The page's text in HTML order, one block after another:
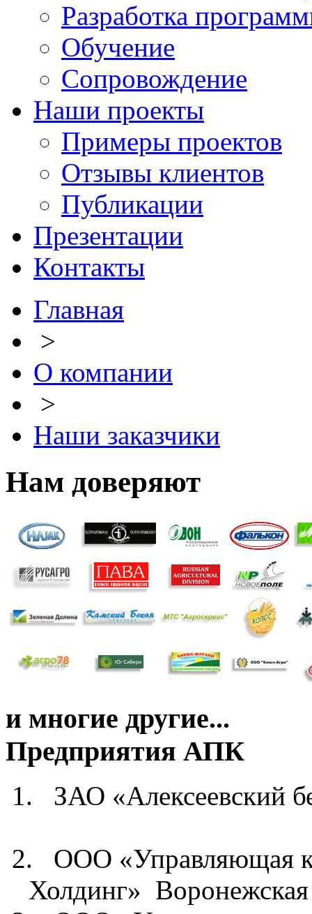
Разработка
Обучение
Сопровождение
Наши проекты
Примеры проектов
Отзывы клиентов
Публикации
Презентации
Контакты
Главная
>
О компании
>
Наши заказчики
Нам доверяют
и многие другие...
Предприятия АПК
1. ЗАО «Алексеевский
2.
ООО «Управляющая
Холдинг» Воронежская